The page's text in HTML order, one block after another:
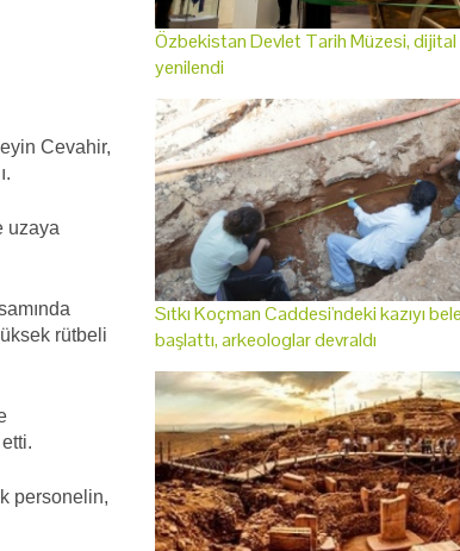
Cevahir,
uzaya
rütbeli
personelin,
Özbekistan Devlet Tarih Müzesi,
yenilendi
Sıtkı Koçman Caddesi'ndeki kazıyı
başlattı, arkeologlar devraldı